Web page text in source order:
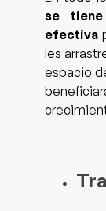
se tiene
efectiva
les
espacio